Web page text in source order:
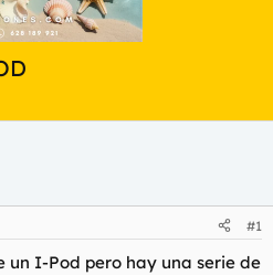
#1
un I-Pod pero hay una serie de